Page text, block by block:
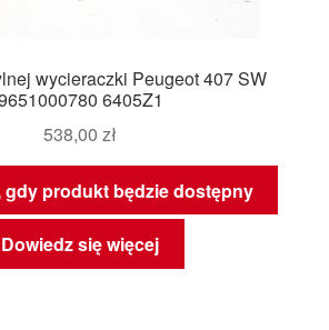
wycieraczki Peugeot 407 SW
6405Z1
538,00 zł
gdy produkt będzie dostępny
Dowiedz się więcej